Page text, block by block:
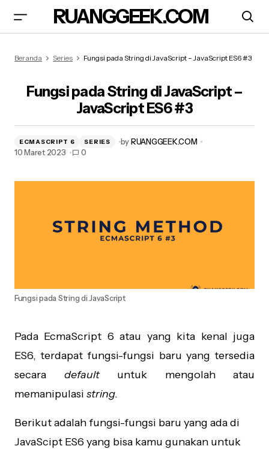
RUANGGEEK.COM
ES6 #3
Beranda Series Fungsi pada String di JavaScript – JavaScript ES6 #3
Fungsi pada String di JavaScript –
JavaScript ES6 #3
ECMASCRIPT 6 SERIES byRUANGGEEK.COM
10 Maret 2023
0
Fungsi pada String di JavaScript
Pada EcmaScript 6 atau yang kita kenal juga
ES6, terdapat fungsi-fungsi baru yang tersedia
secara defaultuntuk mengolah atau
memanipulasi string.
Berikut adalah fungsi-fungsi baru yang ada di
JavaScipt ES6 yang bisa kamu gunakan untuk